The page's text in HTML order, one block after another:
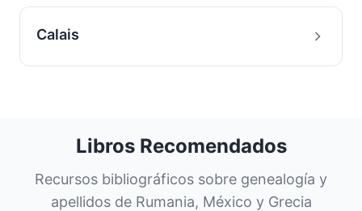
Calais
Libros Recomendados
Recursos bibliográficos sobre genealogía y
apellidos de Rumania, México y Grecia